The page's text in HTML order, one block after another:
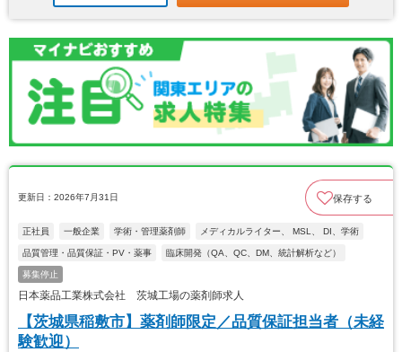
更新日：2026年7月31日 保存する
正社員 一般企業 学術・管理薬剤師 メディカルライター、 MSL、 DI、学術
品質管理・品質保証・PV・薬事 臨床開発（QA、QC、DM、統計解析など）
募集停止
日本薬品工業株式会社 茨城工場の薬剤師求人
【茨城県稲敷市】薬剤師限定／品質保証担当者（未経
験歓迎）